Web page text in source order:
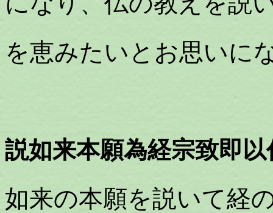
を恵みたいとお思いに
説如来本願為経宗致即
如来の本願を説いて経